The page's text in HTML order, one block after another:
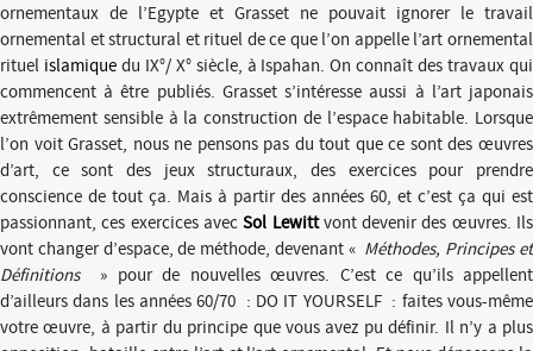
ornementaux de l’Egypte et Grasset ne pouvait ignorer le travail
ornemental et structural et rituel de ce que l’on appelle l’art ornemental
rituel islamique du IX°/ X° siècle, à Ispahan. On connaît des travaux qui
commencent à être publiés. Grasset s’intéresse aussi à l’art japonais
extrêmement sensible à la construction de l’espace habitable. Lorsque
l’on voit Grasset, nous ne pensons pas du tout que ce sont des œuvres
d’art, ce sont des jeux structuraux, des exercices pour prendre
conscience de tout ça. Mais à partir des années 60, et c’est ça qui est
passionnant, ces exercices avecSol Lewitt vont devenir des œuvres. Ils
vont changer d’espace, de méthode, devenant « Méthodes, Principes et
Définitions
» pour de nouvelles œuvres. C’est ce qu’ils appellent
d’ailleurs dans les années 60/70 : DO IT YOURSELF : faites vous-même
votre œuvre, à partir du principe que vous avez pu définir. Il n’y a plus